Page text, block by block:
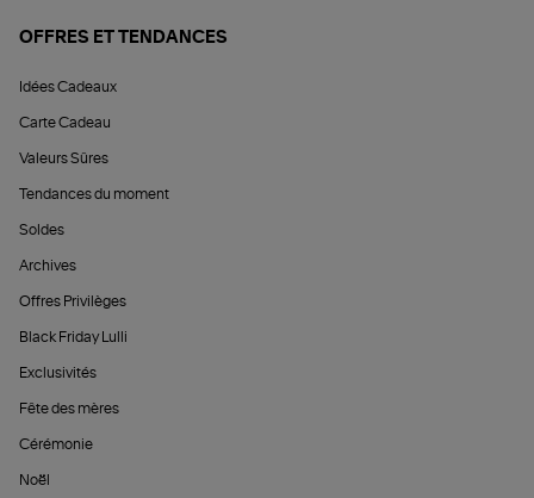
OFFRES ET TENDANCES
Idées Cadeaux
Carte Cadeau
Valeurs Sûres
Tendances du moment
Soldes
Archives
Offres Privilèges
Black Friday Lulli
Exclusivités
Fête des mères
Cérémonie
Noël